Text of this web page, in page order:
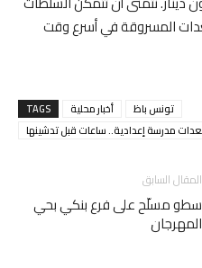
المسروقة في أسرع وقت
TAGS أخبار محلية
تونس باظ
مدرسة إعدادية.. ساعات قبل تدشينها
المقال السابق
سطو مسلّح على فرع بنكي بحي
المهرجان